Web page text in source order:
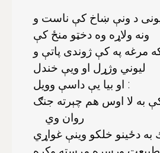
د ونې ښاخ كې ناست و
ونه ولاړه وه دخټو منځ كې
مرغه په كې ژوندى پاتې و
ليوني وژړل او ويې خندل
او بيا يې داسې وويل :
كې به لا اوس هم چېرته جنګ
روان وي
به دځينو خلكو وينې غواړي